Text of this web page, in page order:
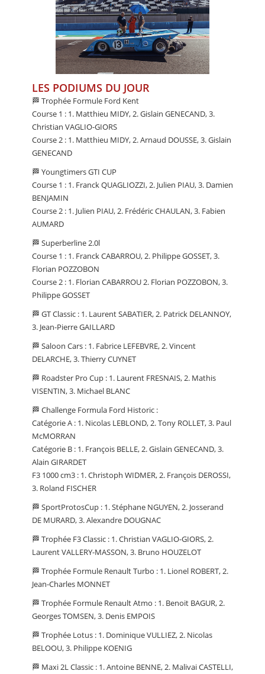
LES PODIUMS DU JOUR
🏁 Trophée Formule Ford Kent
Course 1 : 1. Matthieu MIDY, 2. Gislain GENECAND, 3.
Christian VAGLIO-GIORS
Course 2 : 1. Matthieu MIDY, 2. Arnaud DOUSSE, 3. Gislain
GENECAND
🏁 Youngtimers GTI CUP
Course 1 : 1. Franck QUAGLIOZZI, 2. Julien PIAU, 3. Damien
BENJAMIN
Course 2 : 1. Julien PIAU, 2. Frédéric CHAULAN, 3. Fabien
AUMARD
🏁 Superberline 2.0l
Course 1 : 1. Franck CABARROU, 2. Philippe GOSSET, 3.
Florian POZZOBON
Course 2 : 1. Florian CABARROU 2. Florian POZZOBON, 3.
Philippe GOSSET
🏁 GT Classic : 1. Laurent SABATIER, 2. Patrick DELANNOY,
3. Jean-Pierre GAILLARD
🏁 Saloon Cars : 1. Fabrice LEFEBVRE, 2. Vincent
DELARCHE, 3. Thierry CUYNET
🏁 Roadster Pro Cup : 1. Laurent FRESNAIS, 2. Mathis
VISENTIN, 3. Michael BLANC
🏁 Challenge Formula Ford Historic :
Catégorie A : 1. Nicolas LEBLOND, 2. Tony ROLLET, 3. Paul
McMORRAN
Catégorie B : 1. François BELLE, 2. Gislain GENECAND, 3.
Alain GIRARDET
F3 1000 cm3 : 1. Christoph WIDMER, 2. François DEROSSI,
3. Roland FISCHER
🏁 SportProtosCup : 1. Stéphane NGUYEN, 2. Josserand
DE MURARD, 3. Alexandre DOUGNAC
🏁 Trophée F3 Classic : 1. Christian VAGLIO-GIORS, 2.
Laurent VALLERY-MASSON, 3. Bruno HOUZELOT
🏁 Trophée Formule Renault Turbo : 1. Lionel ROBERT, 2.
Jean-Charles MONNET
🏁 Trophée Formule Renault Atmo : 1. Benoit BAGUR, 2.
Georges TOMSEN, 3. Denis EMPOIS
🏁 Trophée Lotus : 1. Dominique VULLIEZ, 2. Nicolas
BELOOU, 3. Philippe KOENIG
🏁 Maxi 2L Classic : 1. Antoine BENNE, 2. Malivai CASTELLI,